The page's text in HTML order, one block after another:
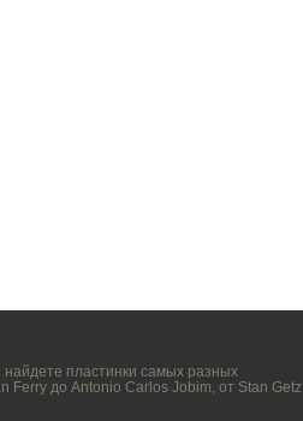
пластинки самых разных
Ferry до Antonio Carlos Jobim, от Stan Getz